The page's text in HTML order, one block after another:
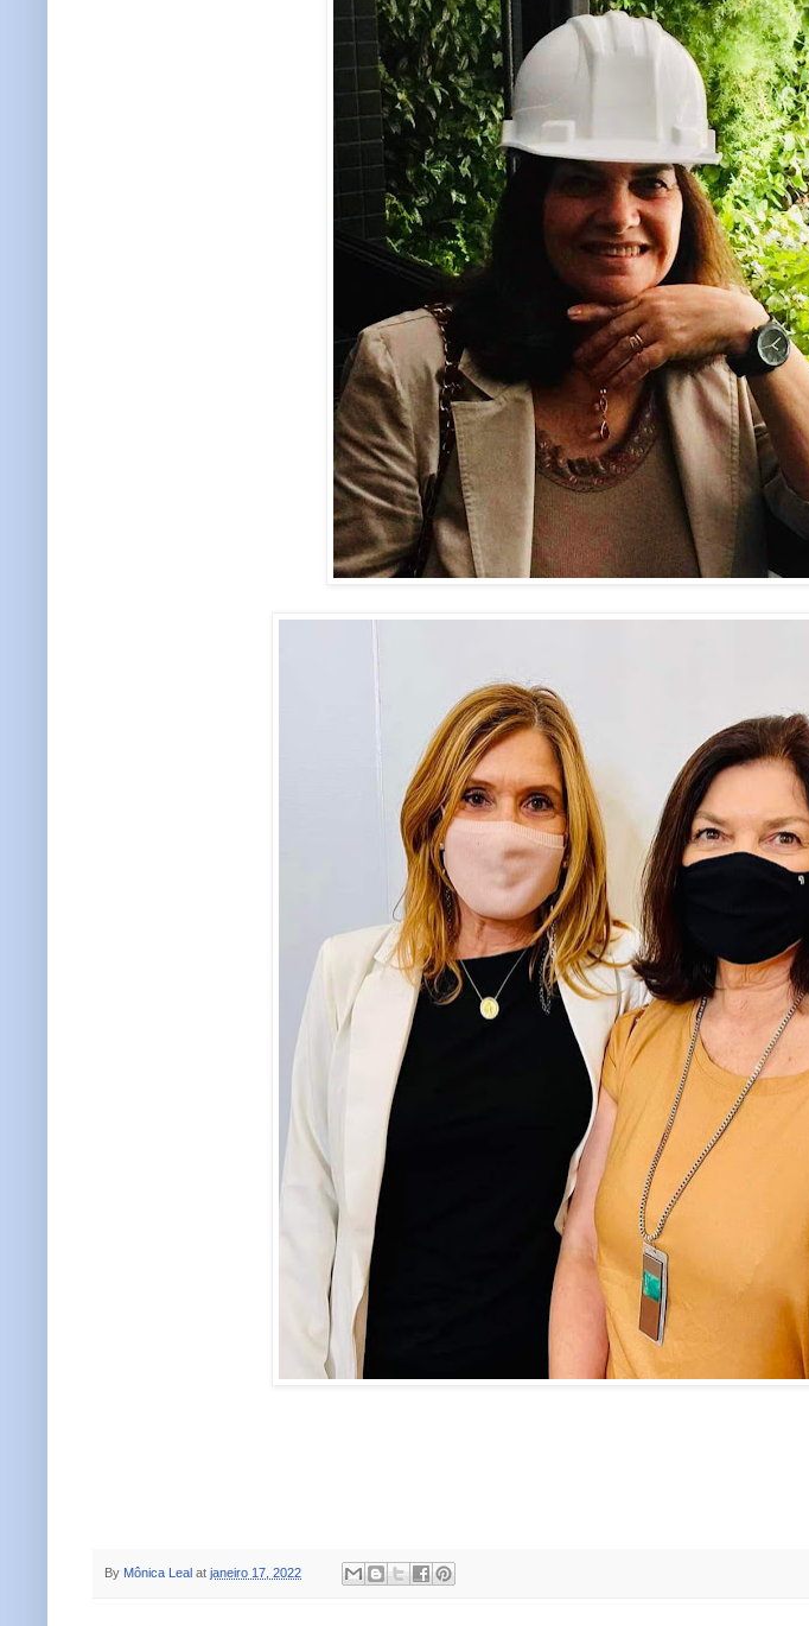
By Mônica Leal at janeiro 17, 2022